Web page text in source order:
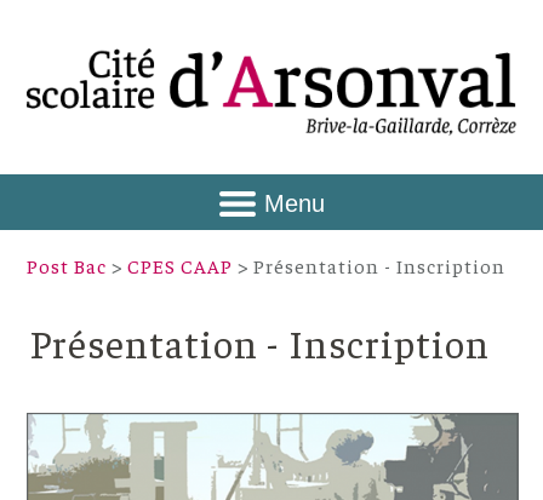
Menu
Post Bac >CPES CAAP > Présentation - Inscription
Présentation - Inscription